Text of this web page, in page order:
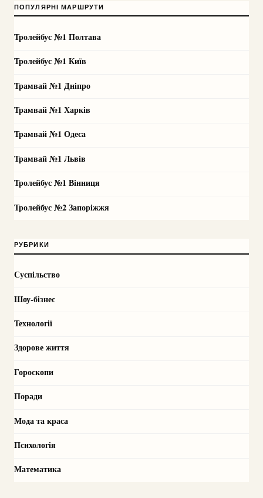
ПОПУЛЯРНІ МАРШРУТИ
Тролейбус №1 Полтава
Тролейбус №1 Київ
Трамвай №1 Дніпро
Трамвай №1 Харків
Трамвай №1 Одеса
Трамвай №1 Львів
Тролейбус №1 Вінниця
Тролейбус №2 Запоріжжя
РУБРИКИ
Суспільство
Шоу-бізнес
Технології
Здорове життя
Гороскопи
Поради
Мода та краса
Психологія
Математика